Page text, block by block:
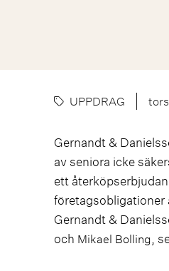
UPPDRAG
Gernandt &
av seniora icke
ett
företagsobligationer
Gernandt &
och Mikael Bolling,